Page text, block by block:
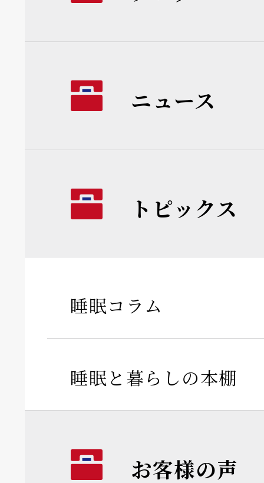
ニュース
トピックス
睡眠コラム
睡眠と暮らしの本棚
お客様の声